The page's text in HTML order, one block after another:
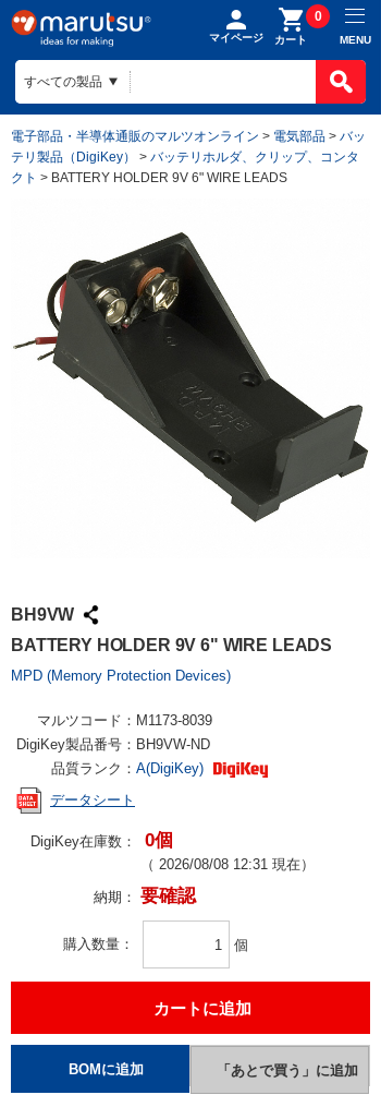
マイページ カート
0
MENU
電子部品・半導体通販のマルツオンライン > 電気部品 > バッ
テリ製品（DigiKey）
> バッテリホルダ、クリップ、コンタ
クト > BATTERY HOLDER 9V 6" WIRE LEADS
BH9VW
BATTERY HOLDER 9V 6" WIRE LEADS
MPD (Memory Protection Devices)
マルツコード： M1173-8039
DigiKey製品番号： BH9VW-ND
品質ランク： A(DigiKey)
データシート
DigiKey在庫数： 0個
（ 2026/08/08 12:31 現在）
納期： 要確認
購入数量 個